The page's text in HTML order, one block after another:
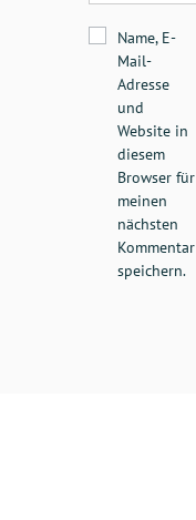
Name, E-
Mail-
Adresse
und
Website in
diesem
Browser für
meinen
nächsten
Kommentar
speichern.